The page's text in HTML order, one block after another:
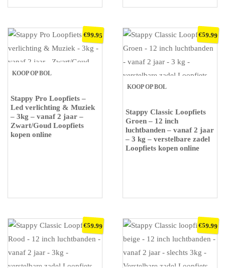
KOOP OP BOL
Stappy Pro Loopfiets –
Led verlichting & Muziek
– 3kg – vanaf 2 jaar –
Zwart/Goud Loopfiets
kopen online
€99.95
KOOP OP BOL
Stappy Classic Loopfiets
Groen – 12 inch
luchtbanden – vanaf 2 jaar
– 3 kg – verstelbare zadel
Loopfiets kopen online
€59.99
€59.99 €59.99